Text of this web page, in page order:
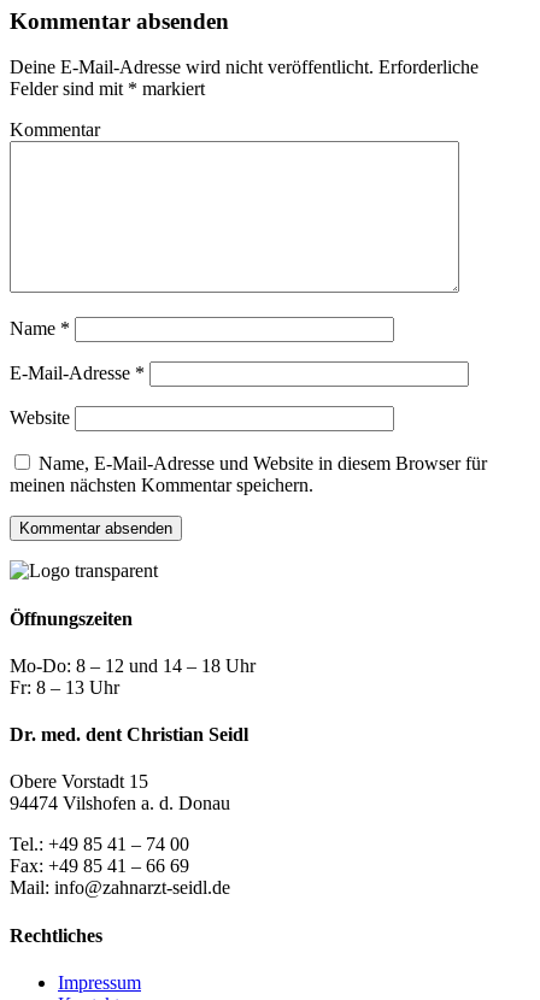
Kommentar absenden
Deine E-Mail-Adresse wird nicht veröffentlicht. Erforderliche
Felder sind mit * markiert
Kommentar
Name *
E-Mail-Adresse *
Website
Name, E-Mail-Adresse und Website in diesem Browser für
meinen nächsten Kommentar speichern.
Öffnungszeiten
Mo-Do: 8 – 12 und 14 – 18 Uhr
Fr: 8 – 13 Uhr
Dr. med. dent Christian Seidl
Obere Vorstadt 15
94474 Vilshofen a. d. Donau
Tel.: +49 85 41 – 74 00
Fax: +49 85 41 – 66 69
Mail: info@zahnarzt-seidl.de
Rechtliches
Impressum